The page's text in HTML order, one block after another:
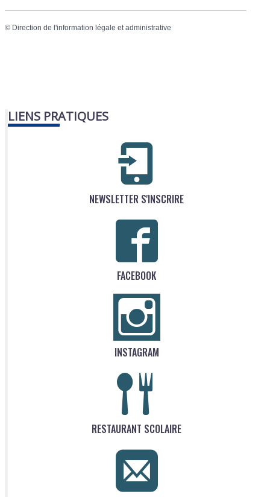
© Direction de l'information légale et administrative
LIENS PRATIQUES
NEWSLETTER S'INSCRIRE
FACEBOOK
INSTAGRAM
RESTAURANT SCOLAIRE